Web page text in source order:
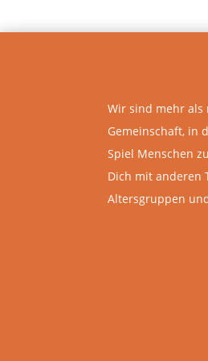
Wir sind mehr als
Gemeinschaft, in
Spiel Menschen
Dich mit anderen
Altersgruppen